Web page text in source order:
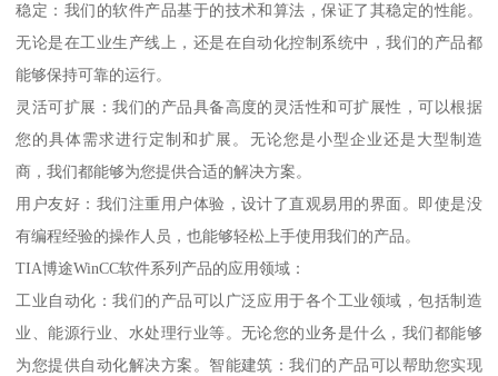
稳定：我们的软件产品基于的技术和算法，保证了其稳定的性能。
无论是在工业生产线上，还是在自动化控制系统中，我们的产品都
能够保持可靠的运行。
灵活可扩展：我们的产品具备高度的灵活性和可扩展性，可以根据
您的具体需求进行定制和扩展。无论您是小型企业还是大型制造
商，我们都能够为您提供合适的解决方案。
用户友好：我们注重用户体验，设计了直观易用的界面。即使是没
有编程经验的操作人员，也能够轻松上手使用我们的产品。
TIA博途WinCC软件系列产品的应用领域：
工业自动化：我们的产品可以广泛应用于各个工业领域，包括制造
业、能源行业、水处理行业等。无论您的业务是什么，我们都能够
为您提供自动化解决方案。智能建筑：我们的产品可以帮助您实现